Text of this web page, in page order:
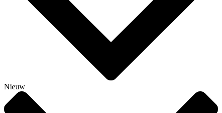
Nieuw